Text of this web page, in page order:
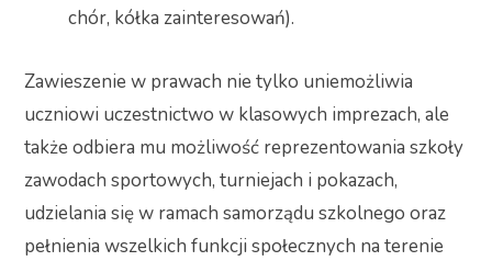
chór, kółka zainteresowań).
Zawieszenie w prawach nie tylko uniemożliwia
uczniowi uczestnictwo w klasowych imprezach, ale
także odbiera mu możliwość reprezentowania szkoły
zawodach sportowych, turniejach i pokazach,
udzielania się w ramach samorządu szkolnego oraz
pełnienia wszelkich funkcji społecznych na terenie